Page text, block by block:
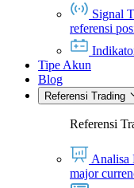
Signal
referensi
Tipe Akun
Blog
Referensi Trading
Referensi
Analisa
major